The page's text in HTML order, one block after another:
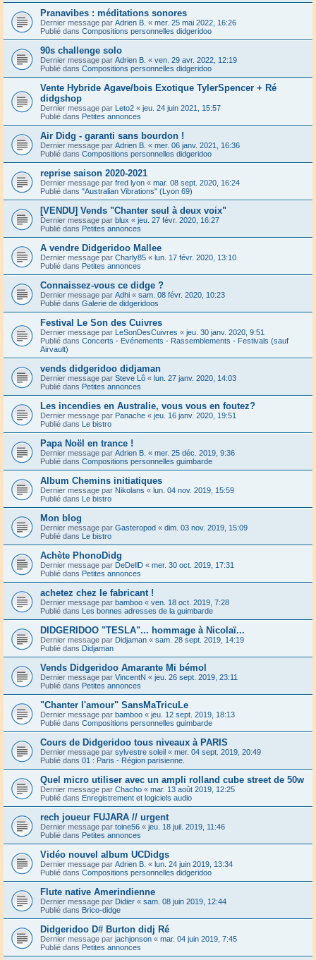
Pranavibes : méditations sonores
Dernier message par Adrien B. « mer. 25 mai 2022, 16:26
Publié dans Compositions personnelles didgeridoo
90s challenge solo
Dernier message par Adrien B. « ven. 29 avr. 2022, 12:19
Publié dans Compositions personnelles didgeridoo
Vente Hybride Agave/bois Exotique TylerSpencer + Ré
didgshop
Dernier message par Leto2 « jeu. 24 juin 2021, 15:57
Publié dans Petites annonces
Air Didg - garanti sans bourdon !
Dernier message par Adrien B. « mer. 06 janv. 2021, 16:36
Publié dans Compositions personnelles didgeridoo
reprise saison 2020-2021
Dernier message par fred lyon « mar. 08 sept. 2020, 16:24
Publié dans "Australian Vibrations" (Lyon 69)
[VENDU] Vends "Chanter seul à deux voix"
Dernier message par blux « jeu. 27 févr. 2020, 16:27
Publié dans Petites annonces
A vendre Didgeridoo Mallee
Dernier message par Charly85 « lun. 17 févr. 2020, 13:10
Publié dans Petites annonces
Connaissez-vous ce didge ?
Dernier message par Adhi « sam. 08 févr. 2020, 10:23
Publié dans Galerie de didgeridoos
Festival Le Son des Cuivres
Dernier message par LeSonDesCuivres « jeu. 30 janv. 2020, 9:51
Publié dans Concerts - Evénements - Rassemblements - Festivals (sauf
Airvault)
vends didgeridoo didjaman
Dernier message par Steve Lô « lun. 27 janv. 2020, 14:03
Publié dans Petites annonces
Les incendies en Australie, vous vous en foutez?
Dernier message par Panache « jeu. 16 janv. 2020, 19:51
Publié dans Le bistro
Papa Noël en trance !
Dernier message par Adrien B. « mer. 25 déc. 2019, 9:36
Publié dans Compositions personnelles guimbarde
Album Chemins initiatiques
Dernier message par Nikolans « lun. 04 nov. 2019, 15:59
Publié dans Le bistro
Mon blog
Dernier message par Gasteropod « dim. 03 nov. 2019, 15:09
Publié dans Le bistro
Achète PhonoDidg
Dernier message par DeDellD « mer. 30 oct. 2019, 17:31
Publié dans Petites annonces
achetez chez le fabricant !
Dernier message par bamboo « ven. 18 oct. 2019, 7:28
Publié dans Les bonnes adresses de la guimbarde
DIDGERIDOO "TESLA"... hommage à Nicolaï...
Dernier message par Didjaman « sam. 28 sept. 2019, 14:19
Publié dans Didjaman
Vends Didgeridoo Amarante Mi bémol
Dernier message par VincentN « jeu. 26 sept. 2019, 23:11
Publié dans Petites annonces
"Chanter l'amour" SansMaTricuLe
Dernier message par bamboo « jeu. 12 sept. 2019, 18:13
Publié dans Compositions personnelles guimbarde
Cours de Didgeridoo tous niveaux à PARIS
Dernier message par sylvestre soleil « mer. 04 sept. 2019, 20:49
Publié dans 01 : Paris - Région parisienne.
Quel micro utiliser avec un ampli rolland cube street de 50w
Dernier message par Chacho « mar. 13 août 2019, 12:25
Publié dans Enregistrement et logiciels audio
rech joueur FUJARA // urgent
Dernier message par toine56 « jeu. 18 juil. 2019, 11:46
Publié dans Petites annonces
Vidéo nouvel album UCDidgs
Dernier message par Adrien B. « lun. 24 juin 2019, 13:34
Publié dans Compositions personnelles didgeridoo
Flute native Amerindienne
Dernier message par Didier « sam. 08 juin 2019, 12:44
Publié dans Brico-didge
Didgeridoo D# Burton didj Ré
Dernier message par jachjonson « mar. 04 juin 2019, 7:45
Publié dans Petites annonces